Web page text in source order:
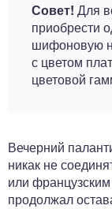
Совет! Для
приобрести
шифоновую
с цветом
цветовой
Вечерний
никак не
или
продолжал